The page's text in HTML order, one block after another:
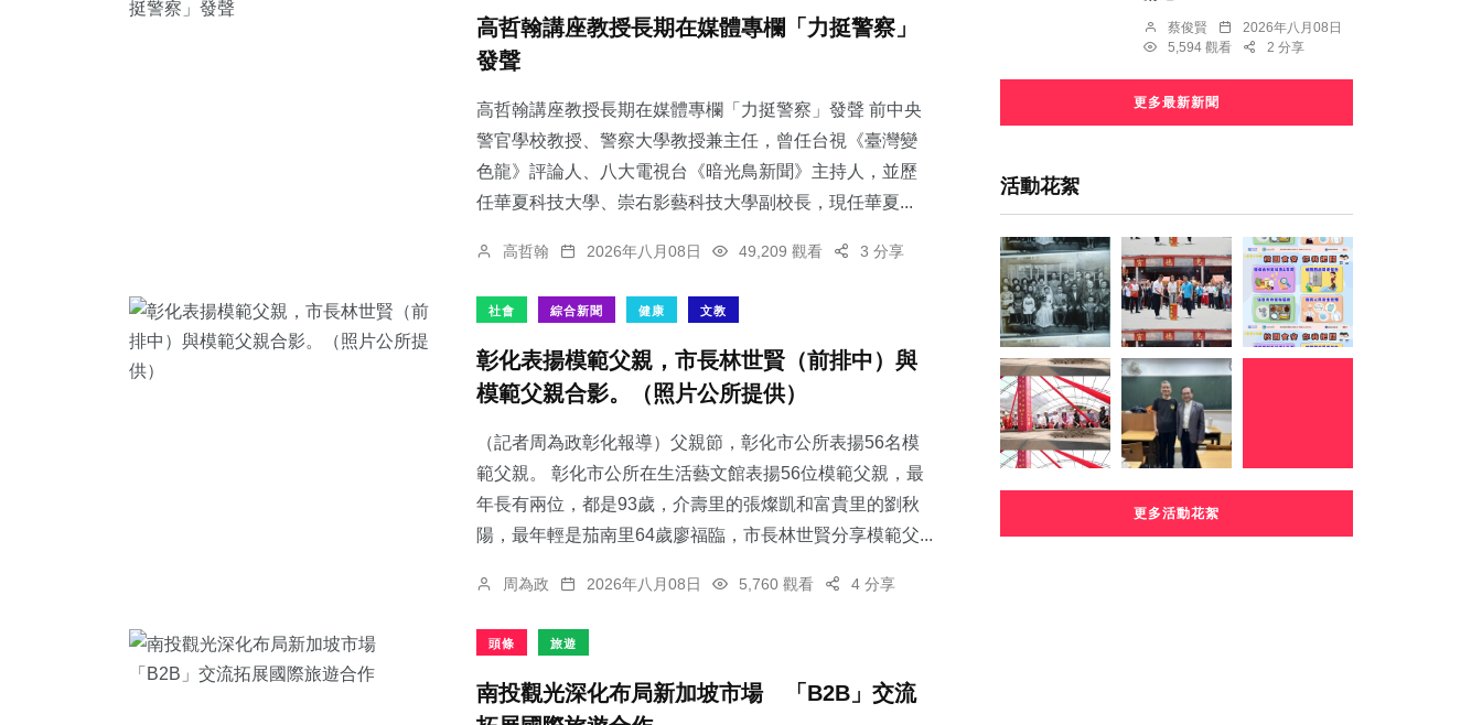
高哲翰講座教授長期在媒體專欄「力挺警察」
發聲
高哲翰講座教授長期在媒體專欄「力挺警察」發聲 前中央
警官學校教授、警察大學教授兼主任，曾任台視《臺灣變
色龍》評論人、八大電視台《暗光鳥新聞》主持人，並歷
任華夏科技大學、崇右影藝科技大學副校長，現任華夏...
高哲翰 2026年八月08日 49,209 觀看 3 分享
社會 綜合新聞 健康 文教
彰化表揚模範父親，市長林世賢（前排中）與
模範父親合影。（照片公所提供）
（記者周為政彰化報導）父親節，彰化市公所表揚56名模
範父親。 彰化市公所在生活藝文館表揚56位模範父親，最
年長有兩位，都是93歲，介壽里的張燦凱和富貴里的劉秋
陽，最年輕是茄南里64歲廖福臨，市長林世賢分享模範父...
周為政 2026年八月08日 5,760 觀看 4 分享
頭條 旅遊
南投觀光深化布局新加坡市場 「B2B」交流
蔡俊賢
2026年八月08日
5,594 觀看
2 分享
更多最新新聞
活動花絮
更多活動花絮